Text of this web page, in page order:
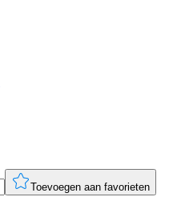
Toevoegen aan favorieten